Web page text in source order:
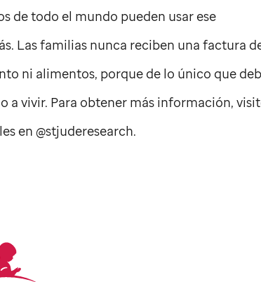
de todo el mundo pueden usar ese
Las familias nunca reciben una factura
ni alimentos, porque de lo único que
a vivir. Para obtener más información,
en @stjuderesearch.